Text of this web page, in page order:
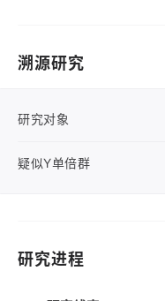
溯源研究
研究对象
疑似Y单倍群
研究进程